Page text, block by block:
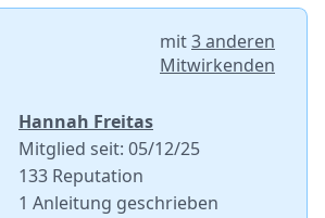
mit3 anderen
Mitwirkenden
Hannah Freitas
Mitglied seit: 05/12/25
133 Reputation
1 Anleitung geschrieben